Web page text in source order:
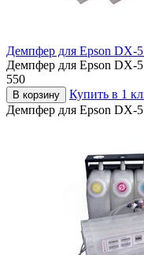
Демпфер для Epson DX-
Демпфер для Epson DX-
550
В корзину
Купить в 1
Демпфер для Epson DX-